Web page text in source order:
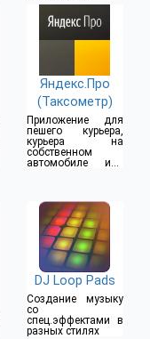
Яндекс.Про
(Таксометр)
Приложение для
пешего курьера,
курьера на
собственном
автомобиле или
DJ Loop Pads
Создание музыку
со
спец.эффектами в
разных стилях